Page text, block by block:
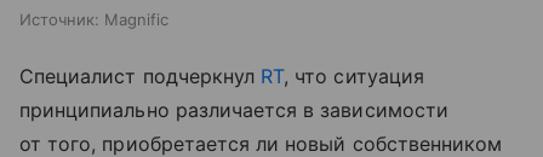
Источник: Magnific
Специалист подчеркнул RT, что ситуация
принципиально различается в зависимости
от того, приобретается ли новый собственником